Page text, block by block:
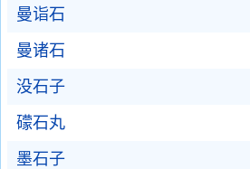
曼诣石
曼诸石
没石子
礞石丸
墨石子